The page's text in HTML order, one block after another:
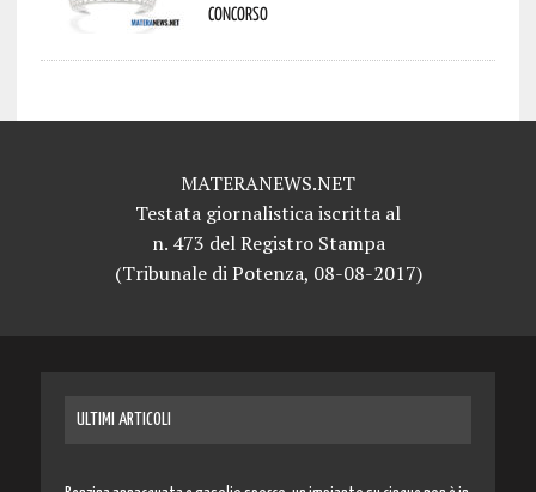
concorso
MATERANEWS.NET
Testata giornalistica iscritta al
n. 473 del Registro Stampa
(Tribunale di Potenza, 08-08-2017)
ULTIMI ARTICOLI